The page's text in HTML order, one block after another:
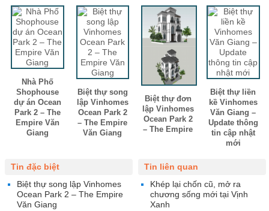
Nhà Phố
Shophouse
dự án Ocean
Park 2 – The
Empire Văn
Giang
Biệt thự song
lập Vinhomes
Ocean Park 2
– The Empire
Văn Giang
Biệt thự đơn
lập Vinhomes
Ocean Park 2
– The Empire
Biệt thự liền
kề Vinhomes
Văn Giang –
Update thông
tin cập nhật
mới
Tin liên quan
Khép lại chốn cũ, mở ra
chương sống mới tại Vịnh
Xanh
Tin đặc biệt
Biệt thự song lập Vinhomes
Ocean Park 2 – The Empire
Văn Giang